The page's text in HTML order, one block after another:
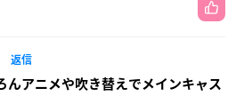
返信
んアニメや吹き替えでメインキャス